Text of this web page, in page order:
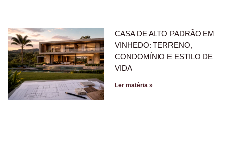
CASA DE ALTO PADRÃO EM
VINHEDO: TERRENO,
CONDOMÍNIO E ESTILO DE
VIDA
Ler matéria »